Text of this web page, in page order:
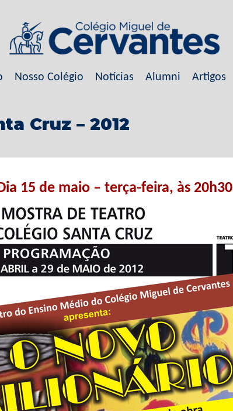
Nosso Colégio Notícias Alumni Artigos
Cruz – 2012
15 de maio – terça-feira, às 20h30